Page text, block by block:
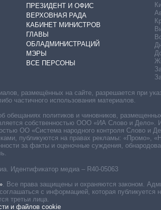
ПРЕЗИДЕНТ И ОФИС
ВЕРХОВНАЯ РАДА
КАБИНЕТ МИНИСТРОВ
ГЛАВЫ
ОБЛАДМИНИСТРАЦИЙ
МЭРЫ
ВСЕ ПЕРСОНЫ
Идентификатор медиа – R40-05063
Все права защищены и охраняются законом.
с информацией, которая публикуется
третьи лица.
и файлов cookie
размещённых на сайте, разрешается при
частичного использования материалов.
обещаниях политиков и чиновников,
собственностью ООО «ИА Слово и Дело».
ОО «Система народного контроля Слово и
публикуются на правах рекламы: «Промо»,
за факты и оценочные суждения,